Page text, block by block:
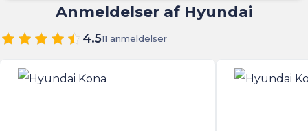
Anmeldelser af Hyundai
4.511 anmeldelser